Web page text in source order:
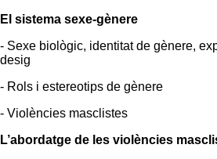
El sistema sexe-gènere
- Sexe biològic, identitat de gènere,
desig
- Rols i estereotips de gènere
- Violències masclistes
L’abordatge de les violències